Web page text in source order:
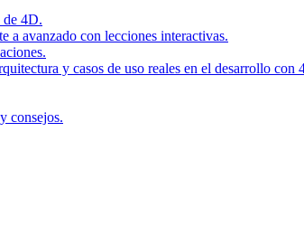
de 4D.
a avanzado con lecciones interactivas.
y casos de uso reales en el desarrollo con
consejos.